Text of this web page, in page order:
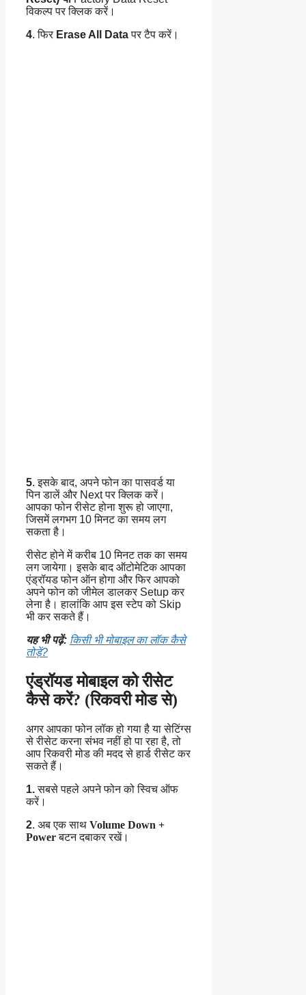
विकल्प पर क्लिक करें।
4. फिर Erase All Dataपर टैप करें।
5. इसके बाद, अपने फोन का पासवर्ड या
पिन डालें और Next पर क्लिक करें।
आपका फोन रीसेट होना शुरू हो जाएगा,
जिसमें लगभग 10 मिनट का समय लग
सकता है।
रीसेट होने में करीब 10 मिनट तक का समय
लग जायेगा। इसके बाद ऑटोमेटिक आपका
एंड्रॉयड फोन ऑन होगा और फिर आपको
अपने फोन को जीमेल डालकर Setup कर
लेना है। हालांकि आप इस स्टेप को Skip
भी कर सकते हैं।
यह भी पढ़ें: किसी भी मोबाइल का लॉक कैसे
तोड़ें?
एंड्रॉयड मोबाइल को रीसेट
कैसे करें? (रिकवरी मोड से)
अगर आपका फोन लॉक हो गया है या सेटिंग्स
से रीसेट करना संभव नहीं हो पा रहा है, तो
आप रिकवरी मोड की मदद से हार्ड रीसेट कर
सकते हैं।
1.सबसे पहले अपने फोन को स्विच ऑफ
करें।
2. अब एक साथ Volume Down +
Powerबटन दबाकर रखें।